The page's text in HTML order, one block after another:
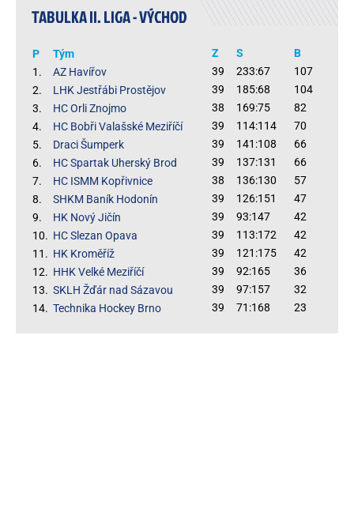
TABULKA II. LIGA - VÝCHOD
P Tým Z S
B
1.
AZ Havířov 39 233:67
107
2.
LHK Jestřábi Prostějov 39 185:68
104
3.
HC Orli Znojmo 38 169:75
82
4.
HC Bobři Valašské Meziříčí 39 114:114
70
5.
Draci Šumperk 39 141:108
66
6.
HC Spartak Uherský Brod 39 137:131
66
7.
HC ISMM Kopřivnice 38 136:130
57
8.
SHKM Baník Hodonín 39 126:151
47
9.
HK Nový Jičín 39 93:147
42
10. HC Slezan Opava 39 113:172
42
11. HK Kroměříž 39 121:175
42
12. HHK Velké Meziříčí 39 92:165
36
13. SKLH Žďár nad Sázavou 39 97:157
32
14. Technika Hockey Brno 39 71:168 23